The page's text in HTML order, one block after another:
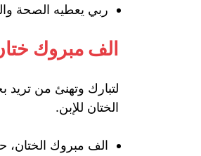
ربي يعطيه الصحة
الف مبروك
لتبارك وتهنئ من تريد
الختان للإبن.
الف مبروك الختان،